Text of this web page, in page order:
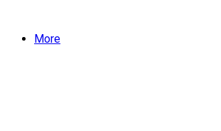
More